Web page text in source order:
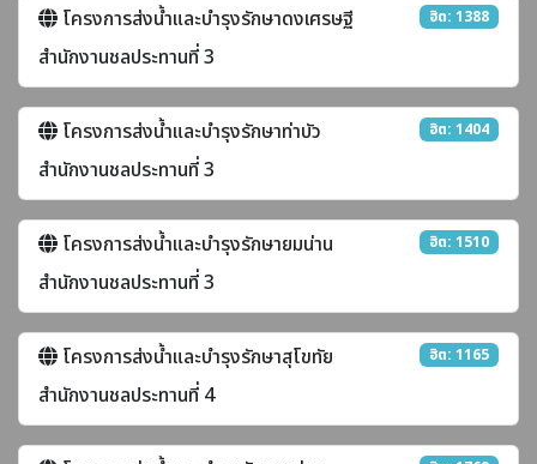
โครงการส่งน้ำและบำรุงรักษาดงเศรษฐี ฮิต: 1388
สำนักงานชลประทานที่ 3
โครงการส่งน้ำและบำรุงรักษาท่าบัว ฮิต: 1404
สำนักงานชลประทานที่ 3
โครงการส่งน้ำและบำรุงรักษายมน่าน ฮิต: 1510
สำนักงานชลประทานที่ 3
โครงการส่งน้ำและบำรุงรักษาสุโขทัย ฮิต: 1165
สำนักงานชลประทานที่ 4